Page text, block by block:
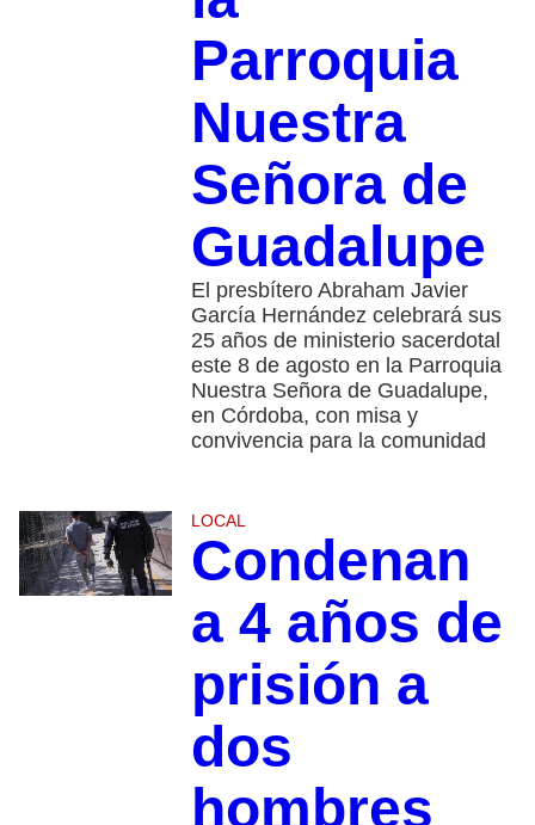
Parroquia
Nuestra
Señora de
Guadalupe
El presbítero Abraham Javier
García Hernández celebrará sus
25 años de ministerio sacerdotal
este 8 de agosto en la Parroquia
Nuestra Señora de Guadalupe,
en Córdoba, con misa y
convivencia para la comunidad
LOCAL
Condenan
a 4 años de
prisión a
dos
hombres